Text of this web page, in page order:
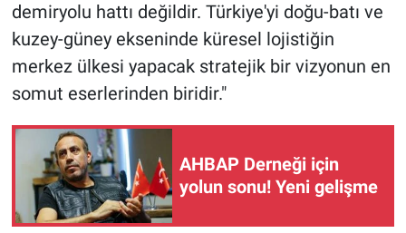
demiryolu hattı değildir. Türkiye'yi doğu-batı ve
kuzey-güney ekseninde küresel lojistiğin
merkez ülkesi yapacak stratejik bir vizyonun en
somut eserlerinden biridir."
AHBAP Derneği için
yolun sonu! Yeni gelişme